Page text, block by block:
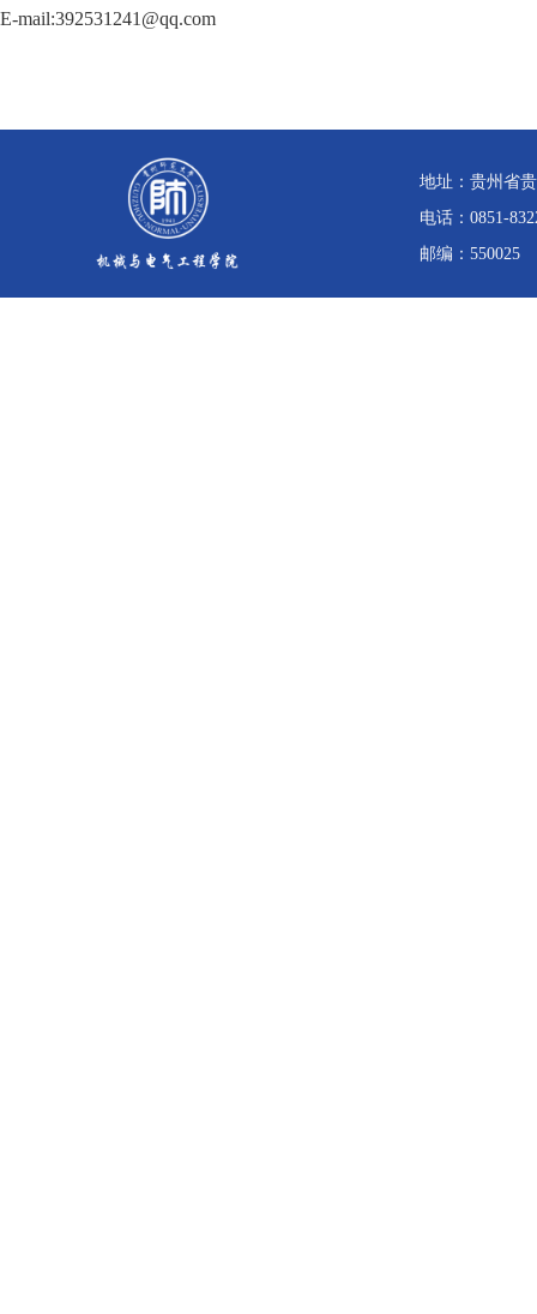
E-mail:392531241 @qq.com
地址：贵州省
电话：0851-
邮编：550025